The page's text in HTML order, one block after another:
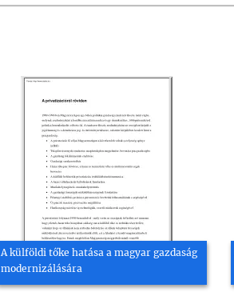
A külföldi tőke hatása a magyar gazdaság
modernizálására